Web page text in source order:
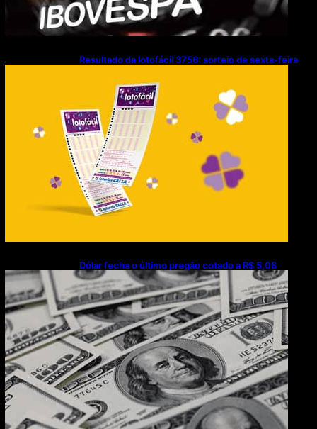
Resultado da lotofácil 3756: sorteio de sexta-feira
Dólar fecha o último pregão cotado a R$ 5,08